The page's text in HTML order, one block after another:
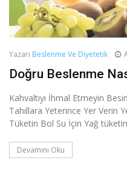
Yazarı Beslenme Ve Diyetetik
Doğru Beslenme
Kahvaltıyı İhmal Etmeyin
Tahıllara Yeterince Yer Verin
Tüketin Bol Su İçin Yağ
Devamını Oku